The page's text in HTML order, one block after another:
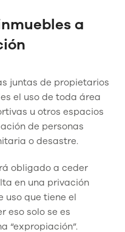
a
juntas de propietarios
el uso de toda área
u otros espacios
de personas
o desastre.
obligado a ceder
en una privación
uso que tiene el
eso solo se es
“expropiación”.